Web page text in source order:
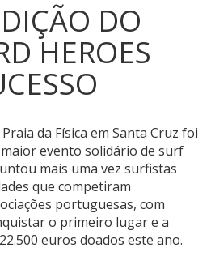
DO
HEROES
da Física em Santa Cruz foi
evento solidário de surf
mais uma vez surfistas
que competiram
portuguesas, com
o primeiro lugar e a
euros doados este ano.